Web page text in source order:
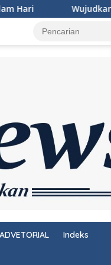
Aman dan Damai,
ADVETORIAL Indeks